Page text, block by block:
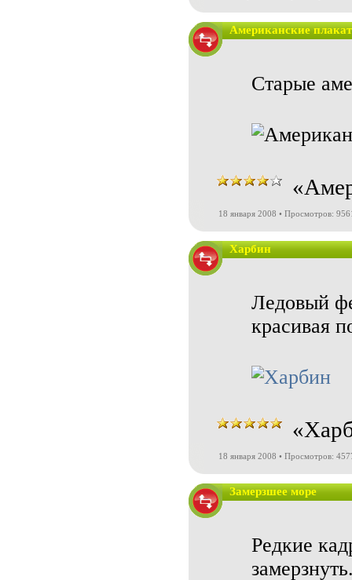
Американские
Старые
18 января 2008 • Просмотров:
Харбин
Ледовый
красивая
18 января 2008 • Просмотров:
Замерзшее море
Редкие